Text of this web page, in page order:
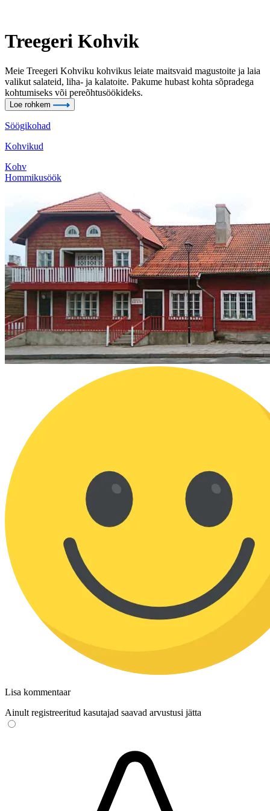
Treegeri Kohvik
Meie Treegeri Kohviku kohvikus leiate maitsvaid magustoite ja laia
valikut salateid, liha- ja kalatoite. Pakume hubast kohta sõpradega
kohtumiseks või pereõhtusöökideks.
Loe rohkem
Söögikohad
Kohvikud
Kohv
Hommikusöök
Lisa kommentaar
Ainult registreeritud kasutajad saavad arvustusi jätta